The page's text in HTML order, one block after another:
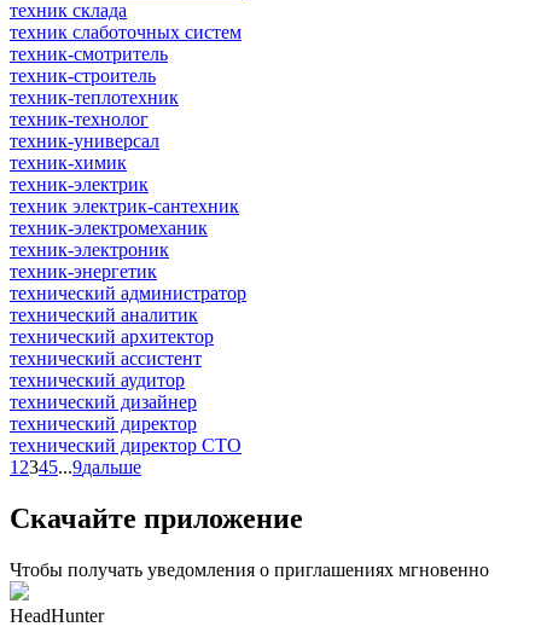
техник склада
техник слаботочных систем
техник-смотритель
техник-строитель
техник-теплотехник
техник-технолог
техник-универсал
техник-химик
техник-электрик
техник электрик-сантехник
техник-электромеханик
техник-электроник
техник-энергетик
технический администратор
технический аналитик
технический архитектор
технический ассистент
технический аудитор
технический дизайнер
технический директор
технический директор CTO
1 2345...9дальше
Скачайте приложение
Чтобы получать уведомления о приглашениях мгновенно
HeadHunter